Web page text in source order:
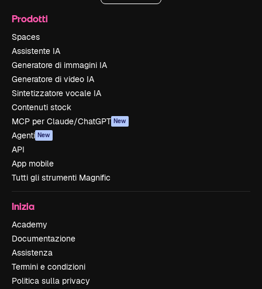
Prodotti
Spaces
Assistente IA
Generatore di immagini IA
Generatore di video IA
Sintetizzatore vocale IA
Contenuti stock
MCP per Claude/ChatGPT New
Agenti New
API
App mobile
Tutti gli strumenti Magnific
Inizia
Academy
Documentazione
Assistenza
Termini e condizioni
Politica sulla privacy